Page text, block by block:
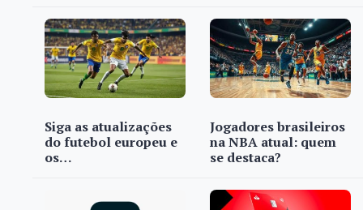
Siga as atualizações
do futebol europeu e
os…
Jogadores brasileiros
na NBA atual: quem
se destaca?